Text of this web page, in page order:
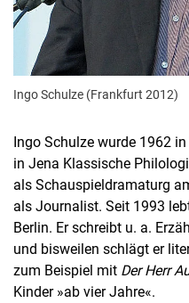
Ingo Schulze (Frankfurt 2012)
Ingo Schulze wurde 1962
in Jena Klassische
als Schauspieldramaturg
als Journalist. Seit 1993
Berlin. Er schreibt u. a.
und bisweilen schlägt er
zum Beispiel mit Der Herr
Kinder »ab vier Jahre«.